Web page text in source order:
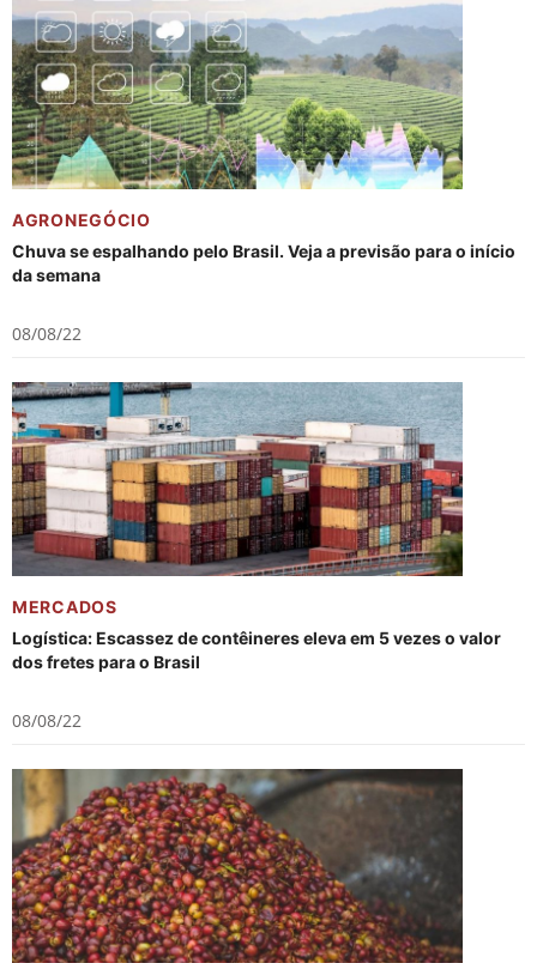
AGRONEGÓCIO
Chuva se espalhando pelo Brasil. Veja a previsão para o início
da semana
08/08/22
MERCADOS
Logística: Escassez de contêineres eleva em 5 vezes o valor
dos fretes para o Brasil
08/08/22